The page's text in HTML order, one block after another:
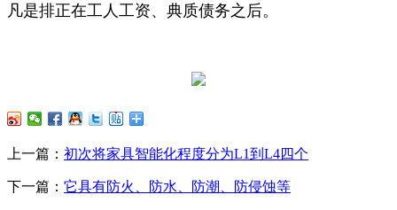
凡是排正在工人工资、典质债务之后。
上一篇： 初次将家具智能化程度分为L1到L4四个
下一篇： 它具有防火、防水、防潮、防侵蚀等